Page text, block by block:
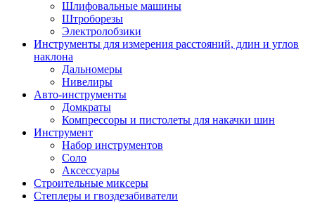
Шлифовальные машины
Штроборезы
Электролобзики
Инструменты для измерения расстояний, длин и углов
наклона
Дальномеры
Нивелиры
Авто-инструменты
Домкраты
Компрессоры и пистолеты для накачки шин
Инструмент
Набор инструментов
Соло
Аксессуары
Строительные миксеры
Степлеры и гвоздезабиватели